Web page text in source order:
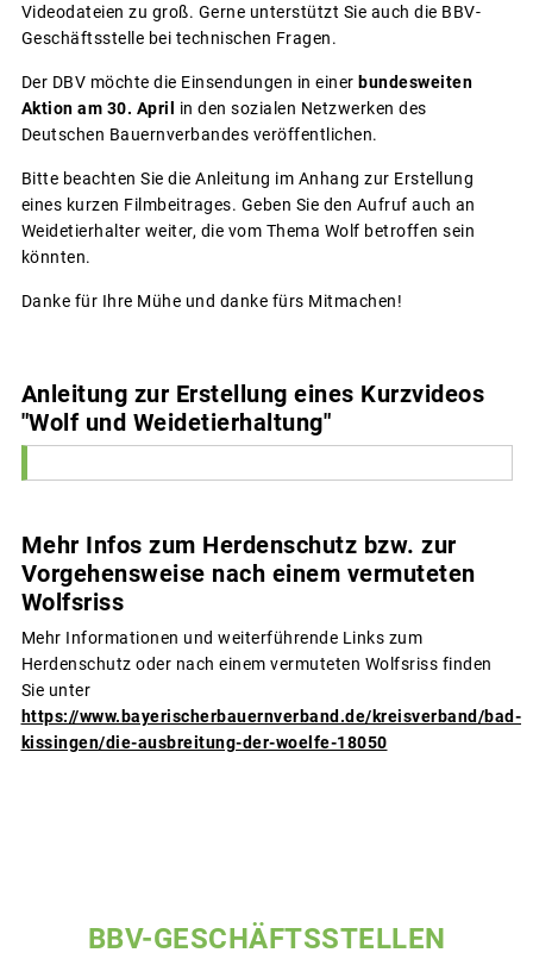
Videodateien zu groß. Gerne unterstützt Sie auch die BBV-
Geschäftsstelle bei technischen Fragen.
Der DBV möchte die Einsendungen in einer bundesweiten
Aktion am 30. April
in den sozialen Netzwerken des
Deutschen Bauernverbandes veröffentlichen.
Bitte beachten Sie die Anleitung im Anhang zur Erstellung
eines kurzen Filmbeitrages. Geben Sie den Aufruf auch an
Weidetierhalter weiter, die vom Thema Wolf betroffen sein
könnten.
Danke für Ihre Mühe und danke fürs Mitmachen!
Anleitung zur Erstellung eines Kurzvideos
"Wolf und Weidetierhaltung"
Mehr Infos zum Herdenschutz bzw. zur
Vorgehensweise nach einem vermuteten
Wolfsriss
Mehr Informationen und weiterführende Links zum
Herdenschutz oder nach einem vermuteten Wolfsriss finden
Sie unter
https://www.bayerischerbauernverband.de/kreisverband/bad-
kissingen/die-ausbreitung-der-woelfe-18050
BBV-GESCHÄFTSSTELLEN